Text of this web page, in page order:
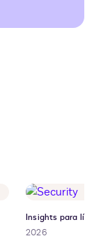
Insights para
2026